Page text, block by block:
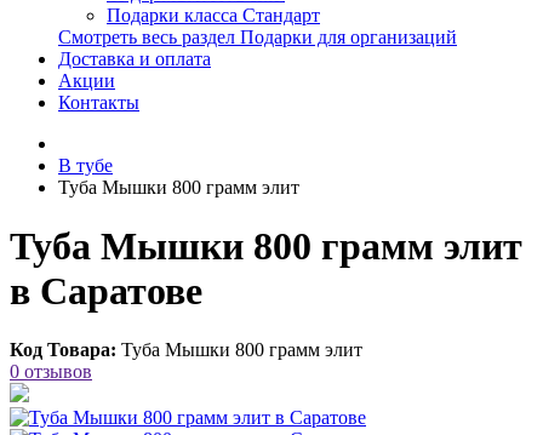
Подарки класса Стандарт
Смотреть весь раздел Подарки для организаций
Доставка и оплата
Акции
Контакты
В тубе
Туба Мышки 800 грамм элит
Туба Мышки 800 грамм элит
в Саратове
Код Товара: Туба Мышки 800 грамм элит
0 отзывов